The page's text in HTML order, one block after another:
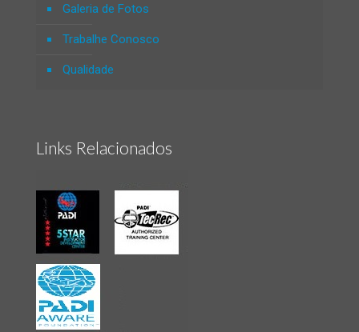
Galeria de Fotos
Trabalhe Conosco
Qualidade
Links Relacionados